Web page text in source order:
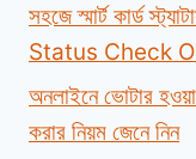
সহজে স্মার্ট কার্ড
Status Check
অনলাইনে ভোটার
করার নিয়ম জেনে নিন